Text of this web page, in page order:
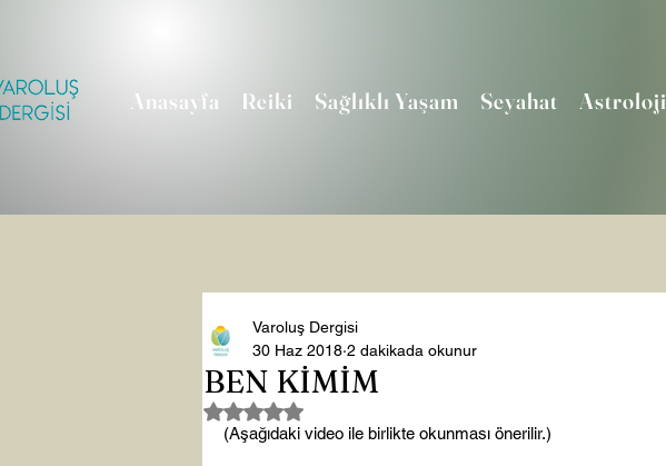
Anasayfa Reiki Sağlıklı Yaşam Seyahat Astroloji
BEN KİMİM
Varoluş Dergisi
30 Haz 2018 2 dakikada okunur
5 üzerinden NaN yıldız
(Aşağıdaki video ile birlikte okunması önerilir.)